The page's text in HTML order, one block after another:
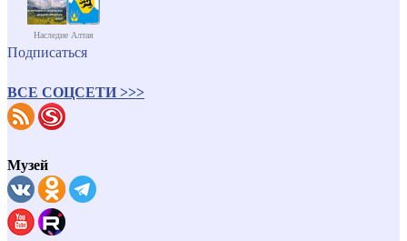
Наследие Алтая
Подписаться
ВСЕ СОЦСЕТИ >>>
Музей